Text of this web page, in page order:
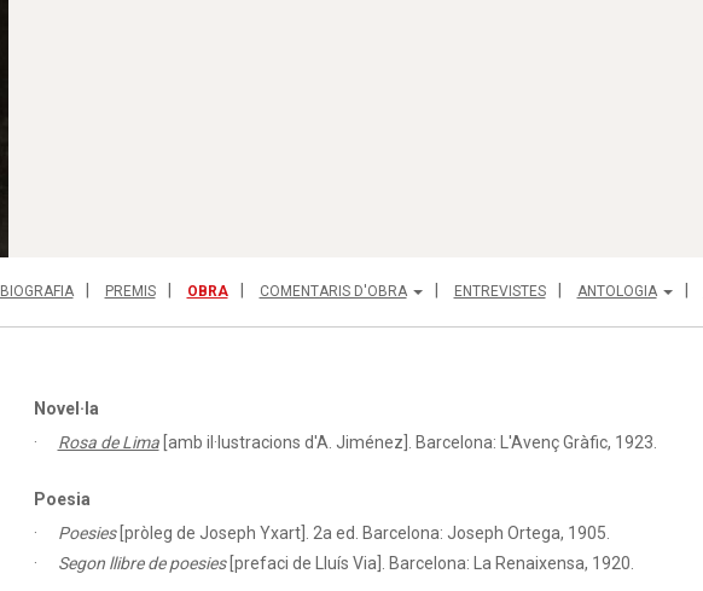
BIOGRAFIA PREMIS OBRA COMENTARIS D'OBRA ENTREVISTES ANTOLOGIA
Novel·la
Rosa de Lima [amb il·lustracions d'A. Jiménez]. Barcelona: L'Avenç Gràfic, 1923.
Poesia
Poesies [pròleg de Joseph Yxart]. 2a ed. Barcelona: Joseph Ortega, 1905.
Segon llibre de poesies [prefaci de Lluís Via]. Barcelona: La Renaixensa, 1920.